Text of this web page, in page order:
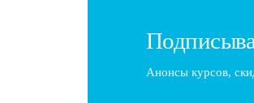
Анонсы курсов,